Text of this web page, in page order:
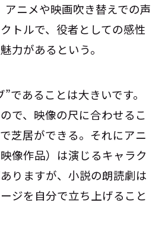
アニメや映画吹き替えでの声
トルで、役者としての感性
力があるという。
”であることは大きいです。
で、映像の尺に合わせるこ
芝居ができる。それにアニ
像作品）は演じるキャラク
りますが、小説の朗読劇は
ジを自分で立ち上げること